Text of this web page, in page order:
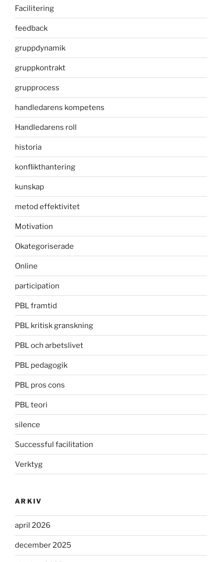
Facilitering
feedback
gruppdynamik
gruppkontrakt
grupprocess
handledarens kompetens
Handledarens roll
historia
konflikthantering
kunskap
metod effektivitet
Motivation
Okategoriserade
Online
participation
PBL framtid
PBL kritisk granskning
PBL och arbetslivet
PBL pedagogik
PBL pros cons
PBL teori
silence
Successful facilitation
Verktyg
ARKIV
april 2026
december 2025